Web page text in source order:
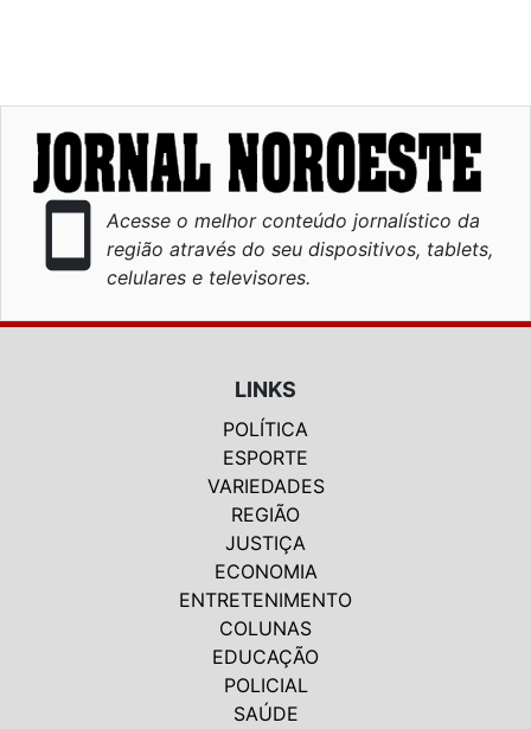
smartphone
Acesse o melhor conteúdo jornalístico da
região através do seu dispositivos, tablets,
celulares e televisores.
LINKS
POLÍTICA
ESPORTE
VARIEDADES
REGIÃO
JUSTIÇA
ECONOMIA
ENTRETENIMENTO
COLUNAS
EDUCAÇÃO
POLICIAL
SAÚDE